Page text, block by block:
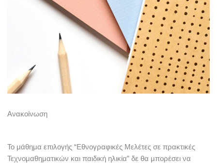
Aνακοίνωση
Το μάθημα επιλογής “Εθνογραφικές Μελέτες σε πρακτικές
Τεχνομαθηματικών και παιδική ηλικία” δε θα μπορέσει να